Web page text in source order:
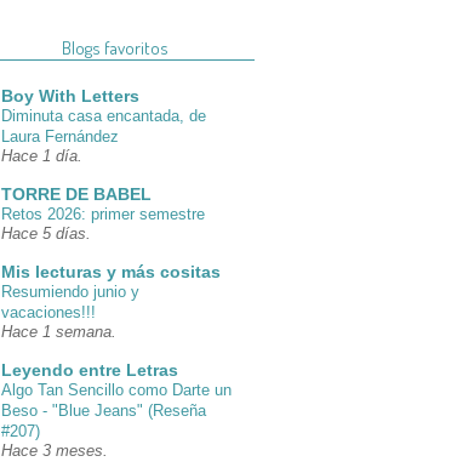
Blogs favoritos
Boy With Letters
Diminuta casa encantada, de
Laura Fernández
Hace 1 día.
TORRE DE BABEL
Retos 2026: primer semestre
Hace 5 días.
Mis lecturas y más cositas
Resumiendo junio y
vacaciones!!!
Hace 1 semana.
Leyendo entre Letras
Algo Tan Sencillo como Darte un
Beso - "Blue Jeans" (Reseña
#207)
Hace 3 meses.